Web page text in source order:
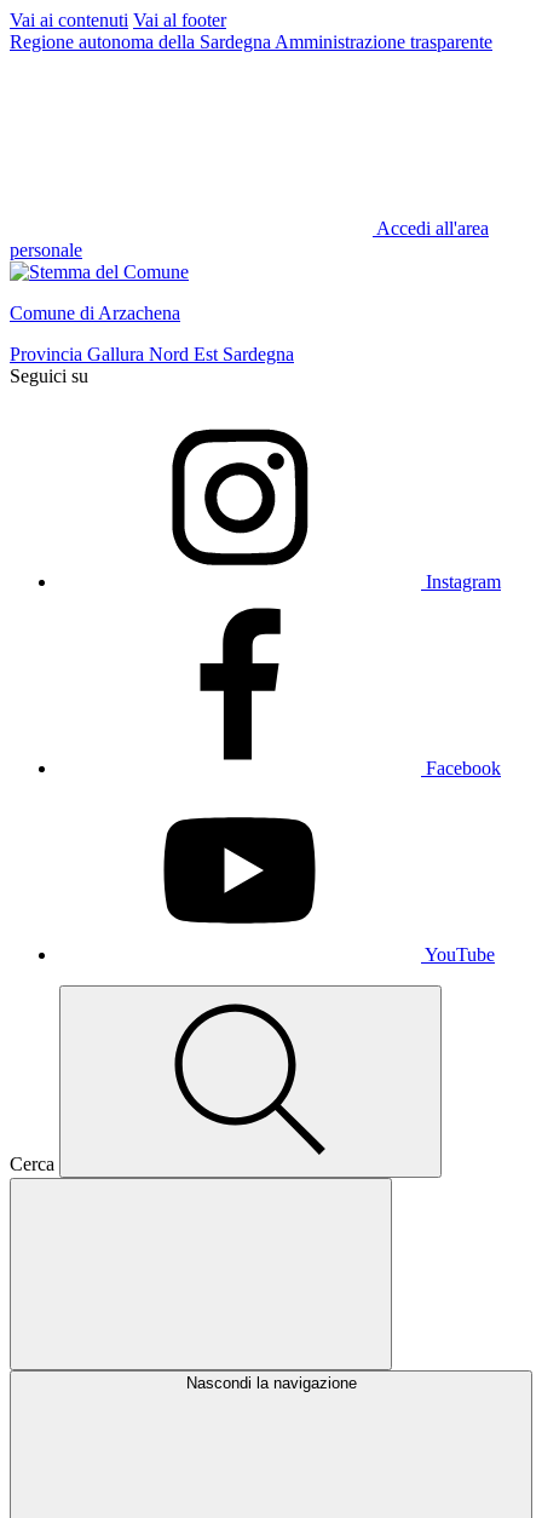
Vai ai contenuti Vai al footer
Regione autonoma della Sardegna Amministrazione trasparente
Accedi all'area
personale
Comune di Arzachena
Provincia Gallura Nord Est Sardegna
Seguici su
Instagram
Facebook
YouTube
Cerca
Nascondi la navigazione